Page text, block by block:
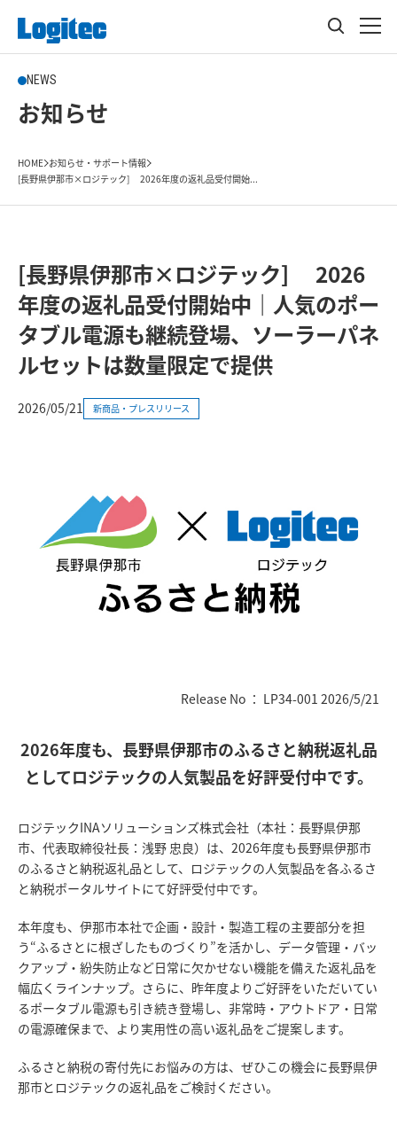
NEWS
お知らせ
HOME お知らせ・サポート情報
[長野県伊那市×ロジテック] 2026年度の返礼品受付開始...
[長野県伊那市×ロジテック] 2026
年度の返礼品受付開始中｜人気のポー
タブル電源も継続登場、ソーラーパネ
ルセットは数量限定で提供
2026/05/21 新商品・プレスリリース
Release No ： LP34-001 2026/5/21
2026年度も、長野県伊那市のふるさと納税返礼品
としてロジテックの人気製品を好評受付中です。
ロジテックINAソリューションズ株式会社（本社：長野県伊那
市、代表取締役社長：浅野 忠良）は、2026年度も長野県伊那市
のふるさと納税返礼品として、ロジテックの人気製品を各ふるさ
と納税ポータルサイトにて好評受付中です。
本年度も、伊那市本社で企画・設計・製造工程の主要部分を担
う“ふるさとに根ざしたものづくり”を活かし、データ管理・バッ
クアップ・紛失防止など日常に欠かせない機能を備えた返礼品を
幅広くラインナップ。さらに、昨年度よりご好評をいただいてい
るポータブル電源も引き続き登場し、非常時・アウトドア・日常
の電源確保まで、より実用性の高い返礼品をご提案します。
ふるさと納税の寄付先にお悩みの方は、ぜひこの機会に長野県伊
那市とロジテックの返礼品をご検討ください。